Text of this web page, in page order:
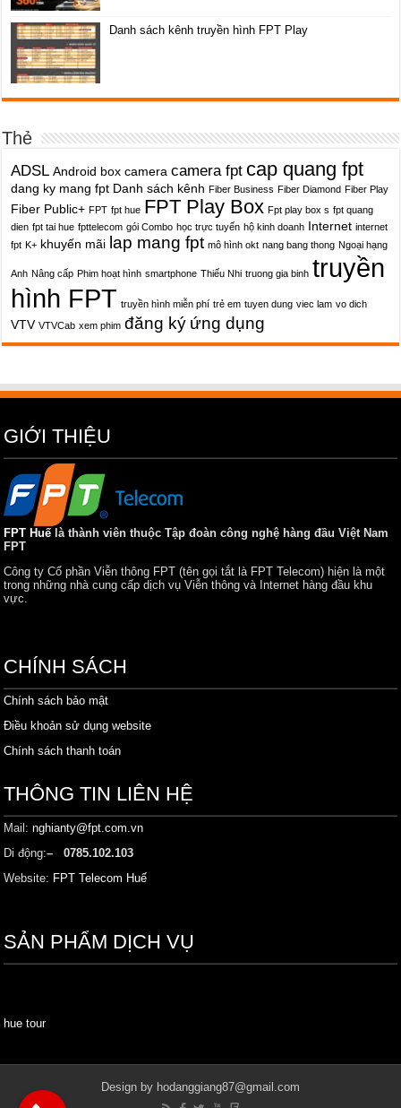
Danh sách kênh truyền hình FPT Play
Thẻ
ADSL Android box camera camera fpt cap quang fpt
dang ky mang fpt Danh sách kênh Fiber Business Fiber Diamond Fiber Play
Fiber Public+ FPT fpt hue FPT Play Box Fpt play box s fpt quang
dien fpt tai hue fpttelecom gói Combo học trực tuyến hộ kinh doanh Internet internet
fpt K+ khuyến mãi lap mang fpt mô hình okt nang bang thong Ngoại hạng
Anh Nâng cấp Phim hoạt hình smartphone Thiếu Nhi truong gia binh truyền
hình FPT truyền hình miễn phí trẻ em tuyen dung viec lam vo dich
VTV VTVCab xem phim đăng ký ứng dụng
GIỚI THIỆU
FPT Huế là thành viên thuộc Tập đoàn công nghệ hàng đầu Việt Nam
FPT
Công ty Cổ phần Viễn thông FPT (tên gọi tắt là FPT Telecom) hiện là một
trong những nhà cung cấp dịch vụ Viễn thông và Internet hàng đầu khu
vực.
CHÍNH SÁCH
Chính sách bảo mật
Điều khoản sử dụng website
Chính sách thanh toán
THÔNG TIN LIÊN HỆ
Mail:nghianty@fpt.com.vn
Di động:– 0785.102.103
Website: FPT Telecom Huế
SẢN PHẨM DỊCH VỤ
hue tour
Design by hodanggiang87@gmail.com